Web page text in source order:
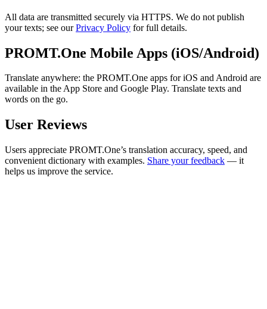
All data are transmitted securely via HTTPS. We do not publish
your texts; see ourPrivacy Policy for full details.
PROMT.One Mobile Apps (iOS/Android)
Translate anywhere: the PROMT.One apps for iOS and Android are
available in the App Store and Google Play. Translate texts and
words on the go.
User Reviews
Users appreciate PROMT.One’s translation accuracy, speed, and
convenient dictionary with examples. Share your feedback — it
helps us improve the service.